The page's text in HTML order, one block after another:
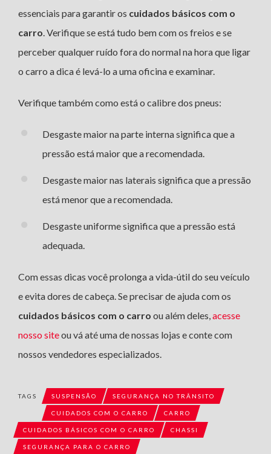
essenciais para garantir os cuidados básicos com o
carro. Verifique se está tudo bem com os freios e se
perceber qualquer ruído fora do normal na hora que ligar
o carro a dica é levá-lo a uma oficina e examinar.
Verifique também como está o calibre dos pneus:
Desgaste maior na parte interna significa que a
pressão está maior que a recomendada.
Desgaste maior nas laterais significa que a pressão
está menor que a recomendada.
Desgaste uniforme significa que a pressão está
adequada.
Com essas dicas você prolonga a vida-útil do seu veículo
e evita dores de cabeça. Se precisar de ajuda com os
cuidados básicos com o carro ou além deles,acesse
nosso siteou vá até uma de nossas lojas e conte com
nossos vendedores especializados.
TAGS SUSPENSÃO SEGURANÇA NO TRÂNSITO
CUIDADOS COM O CARRO CARRO
CUIDADOS BÁSICOS COM O CARRO CHASSI
SEGURANÇA PARA O CARRO